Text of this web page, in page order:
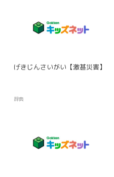
げきじんさいがい【激甚災害】
辞典